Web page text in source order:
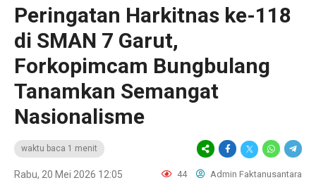
Peringatan Harkitnas ke-118
di SMAN 7 Garut,
Forkopimcam Bungbulang
Tanamkan Semangat
Nasionalisme
waktu baca 1 menit
Rabu, 20 Mei 2026 12:05 44 Admin Faktanusantara